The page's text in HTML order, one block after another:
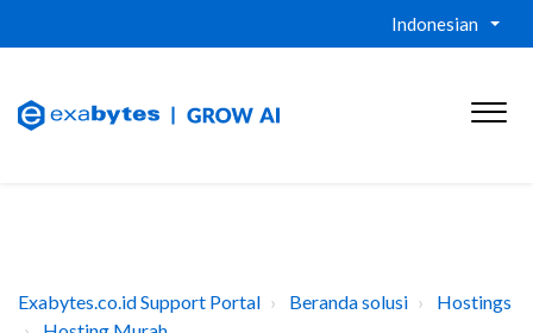
Indonesian
Exabytes.co.id Support Portal Beranda solusi
Hostings